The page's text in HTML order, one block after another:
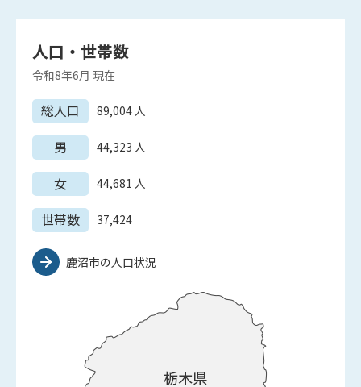
人口・世帯数
令和8年6月 現在
総人口 89,004人
男 44,323 人
女 44,681 人
世帯数 37,424
鹿沼市の人口状況